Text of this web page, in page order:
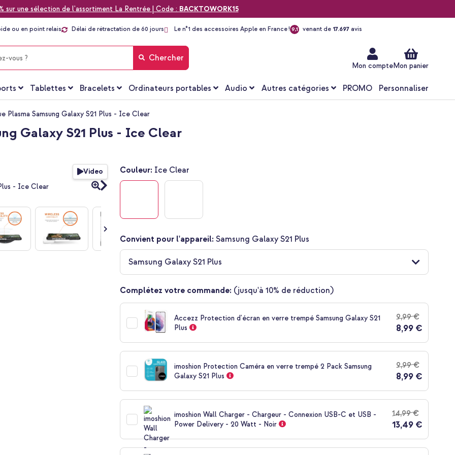
sur une sélection de l'assortiment La Rentrée | Code : BACKTOWORK15
ou en point relais Délai de rétractation de 60 jours Le n°1 des accessoires Apple en France ! 9,1 venant de 17.697 avis
Mon compteMon panier
Chercher
Tablettes Bracelets Ordinateurs portables Audio Autres catégories PROMO Personnaliser
Plasma Samsung Galaxy S21 Plus - Ice Clear
Galaxy S21 Plus - Ice Clear
Video Couleur: Ice Clear
Convient pour l'appareil:Samsung Galaxy S21 Plus
Samsung Galaxy S21 Plus
Complétez votre commande: (jusqu'à 10% de réduction)
Accezz Protection d'écran en verre trempé Samsung Galaxy S21
Plus
9,99 €
8,99 €
imoshion Protection Caméra en verre trempé 2 Pack Samsung
Galaxy S21 Plus
9,99 €
8,99 €
imoshion Wall Charger - Chargeur - Connexion USB-C et USB -
Power Delivery - 20 Watt - Noir
14,99 €
13,49 €